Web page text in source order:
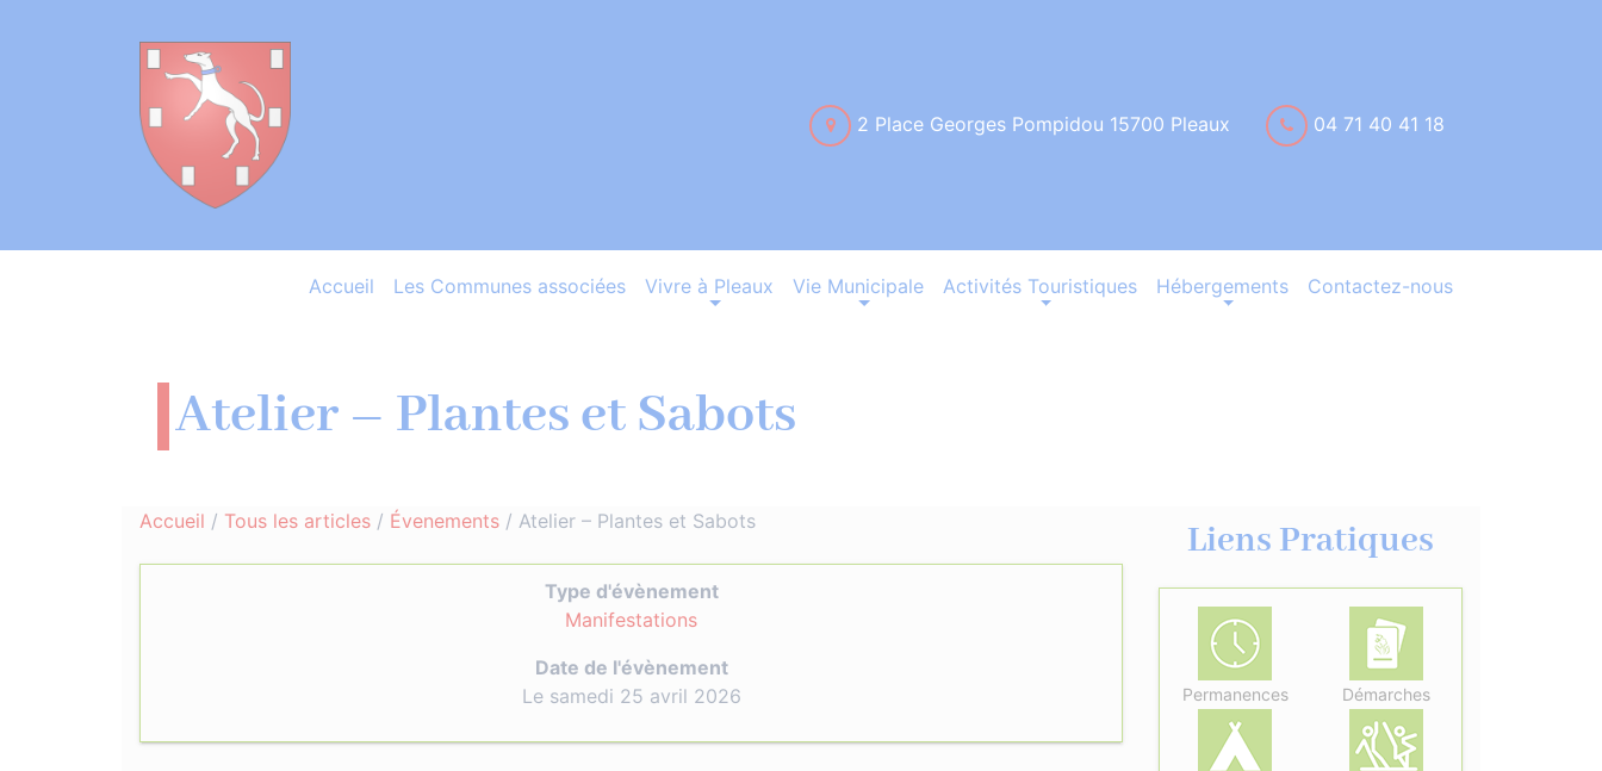
2 Place Georges Pompidou 15700 Pleaux 04 71 40 41 18
Accueil Les Communes associées Vivre à Pleaux Vie Municipale Activités Touristiques Hébergements Contactez-nous
Atelier – Plantes et Sabots
Accueil / Tous les articles / Évenements / Atelier – Plantes et Sabots
Type d'évènement
Manifestations
Date de l'évènement
Le samedi 25 avril 2026
Liens Pratiques
Permanences Démarches